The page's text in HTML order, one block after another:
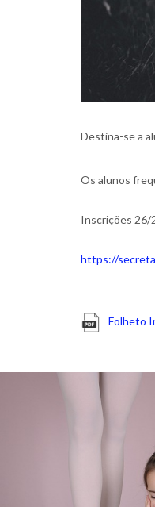
Destina-se a
Os alunos
Inscrições 26/
https://
Folheto